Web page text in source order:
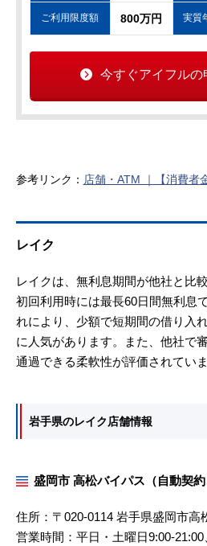
ご利用限度額 800万円 実質
今すぐアイフルの
参考リンク： 店舗・ATM ｜【消費者
レイク
レイクは、無利息期間が他社と比
初回利用時には最長60日間無利息
れにより、少額で短期間の借り入
に人気があります。また、他社で
通過できる柔軟性が評価されていま
岩手県のレイク店舗情報
盛岡市 高松バイパス（自動契約
住所：〒020-0114 岩手県盛岡市高
営業時間：平日・土曜日9:00-